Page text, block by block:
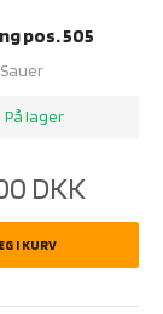
pos. 505
Sauer
På lager
DKK
I KURV